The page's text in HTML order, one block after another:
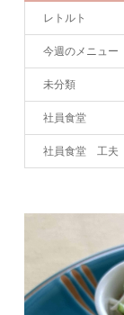
レトルト
今週のメニュー
未分類
社員食堂
社員食堂 工夫